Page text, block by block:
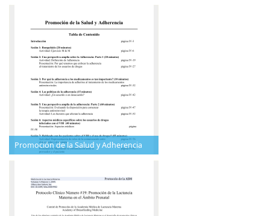
Promoción de la Salud y Adherencia